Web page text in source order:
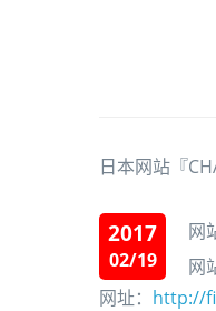
日本网站『
2017
02/19
网
网
网址： http://